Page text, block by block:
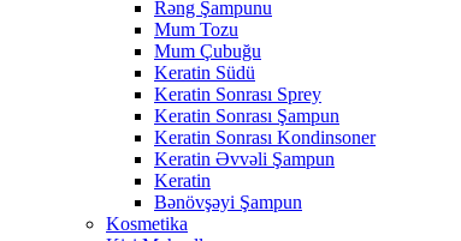
Rəng Şampunu
Mum Tozu
Mum Çubuğu
Keratin Südü
Keratin Sonrası Sprey
Keratin Sonrası Şampun
Keratin Sonrası Kondinsoner
Keratin Əvvəli Şampun
Keratin
Bənövşəyi Şampun
Kosmetika